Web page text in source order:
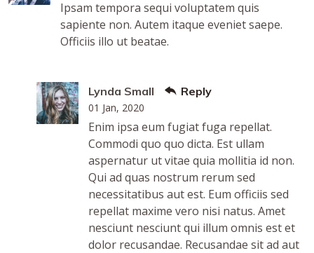
Ipsam tempora sequi voluptatem quis
sapiente non. Autem itaque eveniet saepe.
Officiis illo ut beatae.
Lynda Small Reply
01 Jan, 2020
Enim ipsa eum fugiat fuga repellat.
Commodi quo quo dicta. Est ullam
aspernatur ut vitae quia mollitia id non.
Qui ad quas nostrum rerum sed
necessitatibus aut est. Eum officiis sed
repellat maxime vero nisi natus. Amet
nesciunt nesciunt qui illum omnis est et
dolor recusandae. Recusandae sit ad aut